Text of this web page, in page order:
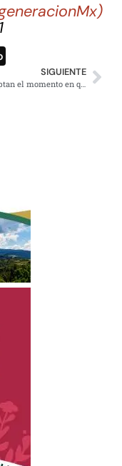
SIGUIENTE
Video: Captan el momento en que conductor atropella a hombre de la tercera edad en andadera